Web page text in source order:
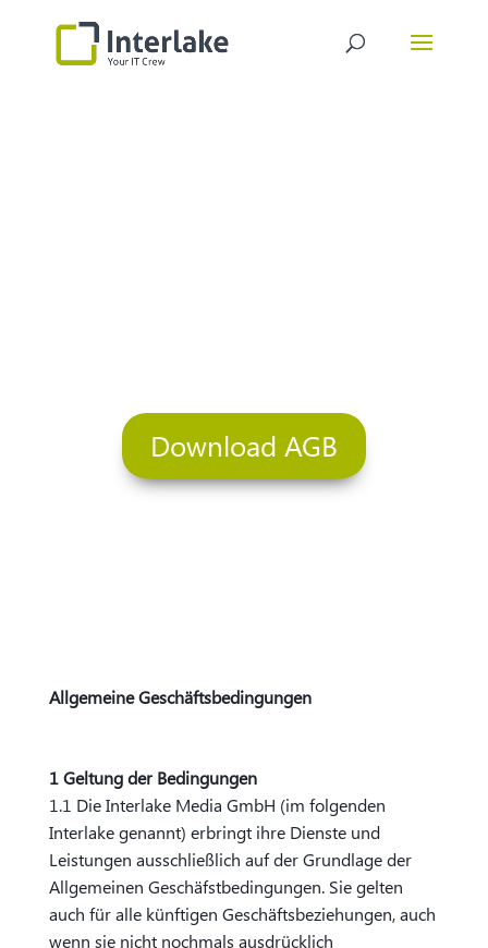
Download AGB
Allgemeine Geschäftsbedingungen
1 Geltung der Bedingungen
1.1 Die Interlake Media GmbH (im folgenden
Interlake genannt) erbringt ihre Dienste und
Leistungen ausschließlich auf der Grundlage der
Allgemeinen Geschäfstbedingungen. Sie gelten
auch für alle künftigen Geschäftsbeziehungen, auch
wenn sie nicht nochmals ausdrücklich